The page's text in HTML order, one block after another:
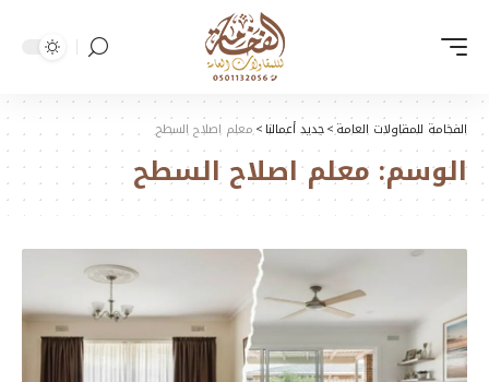
الفخامة للمقاولات العامة>جديد أعمالنا>معلم اصلاح السطح
الوسم: معلم اصلاح السطح